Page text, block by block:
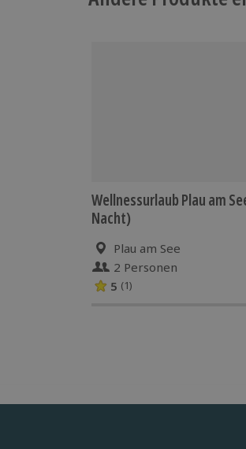
Wellnessurlaub Plau am
Nacht)
Plau am See
2 Personen
5 (1)